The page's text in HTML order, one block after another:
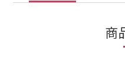
商